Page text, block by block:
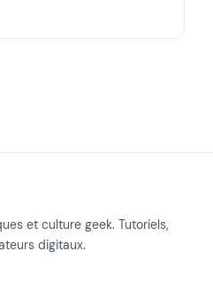
et culture geek. Tutoriels,
digitaux.